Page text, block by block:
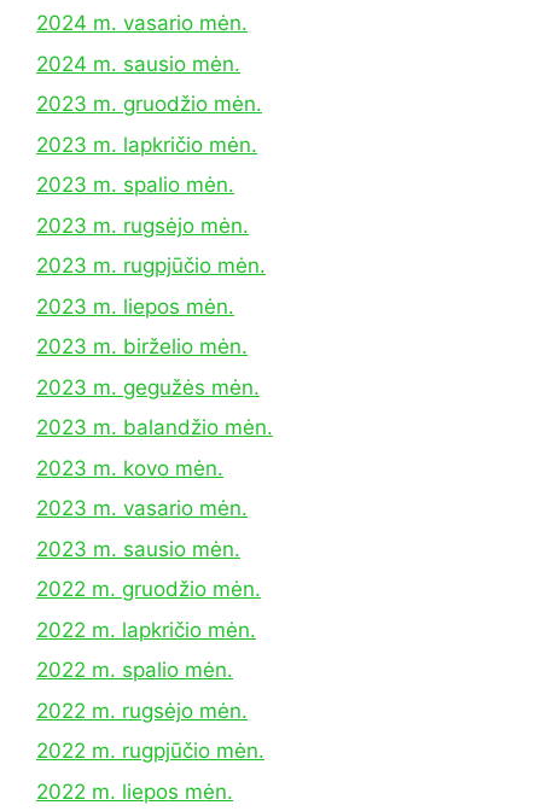
2024 m. vasario mėn.
2024 m. sausio mėn.
2023 m. gruodžio mėn.
2023 m. lapkričio mėn.
2023 m. spalio mėn.
2023 m. rugsėjo mėn.
2023 m. rugpjūčio mėn.
2023 m. liepos mėn.
2023 m. birželio mėn.
2023 m. gegužės mėn.
2023 m. balandžio mėn.
2023 m. kovo mėn.
2023 m. vasario mėn.
2023 m. sausio mėn.
2022 m. gruodžio mėn.
2022 m. lapkričio mėn.
2022 m. spalio mėn.
2022 m. rugsėjo mėn.
2022 m. rugpjūčio mėn.
2022 m. liepos mėn.